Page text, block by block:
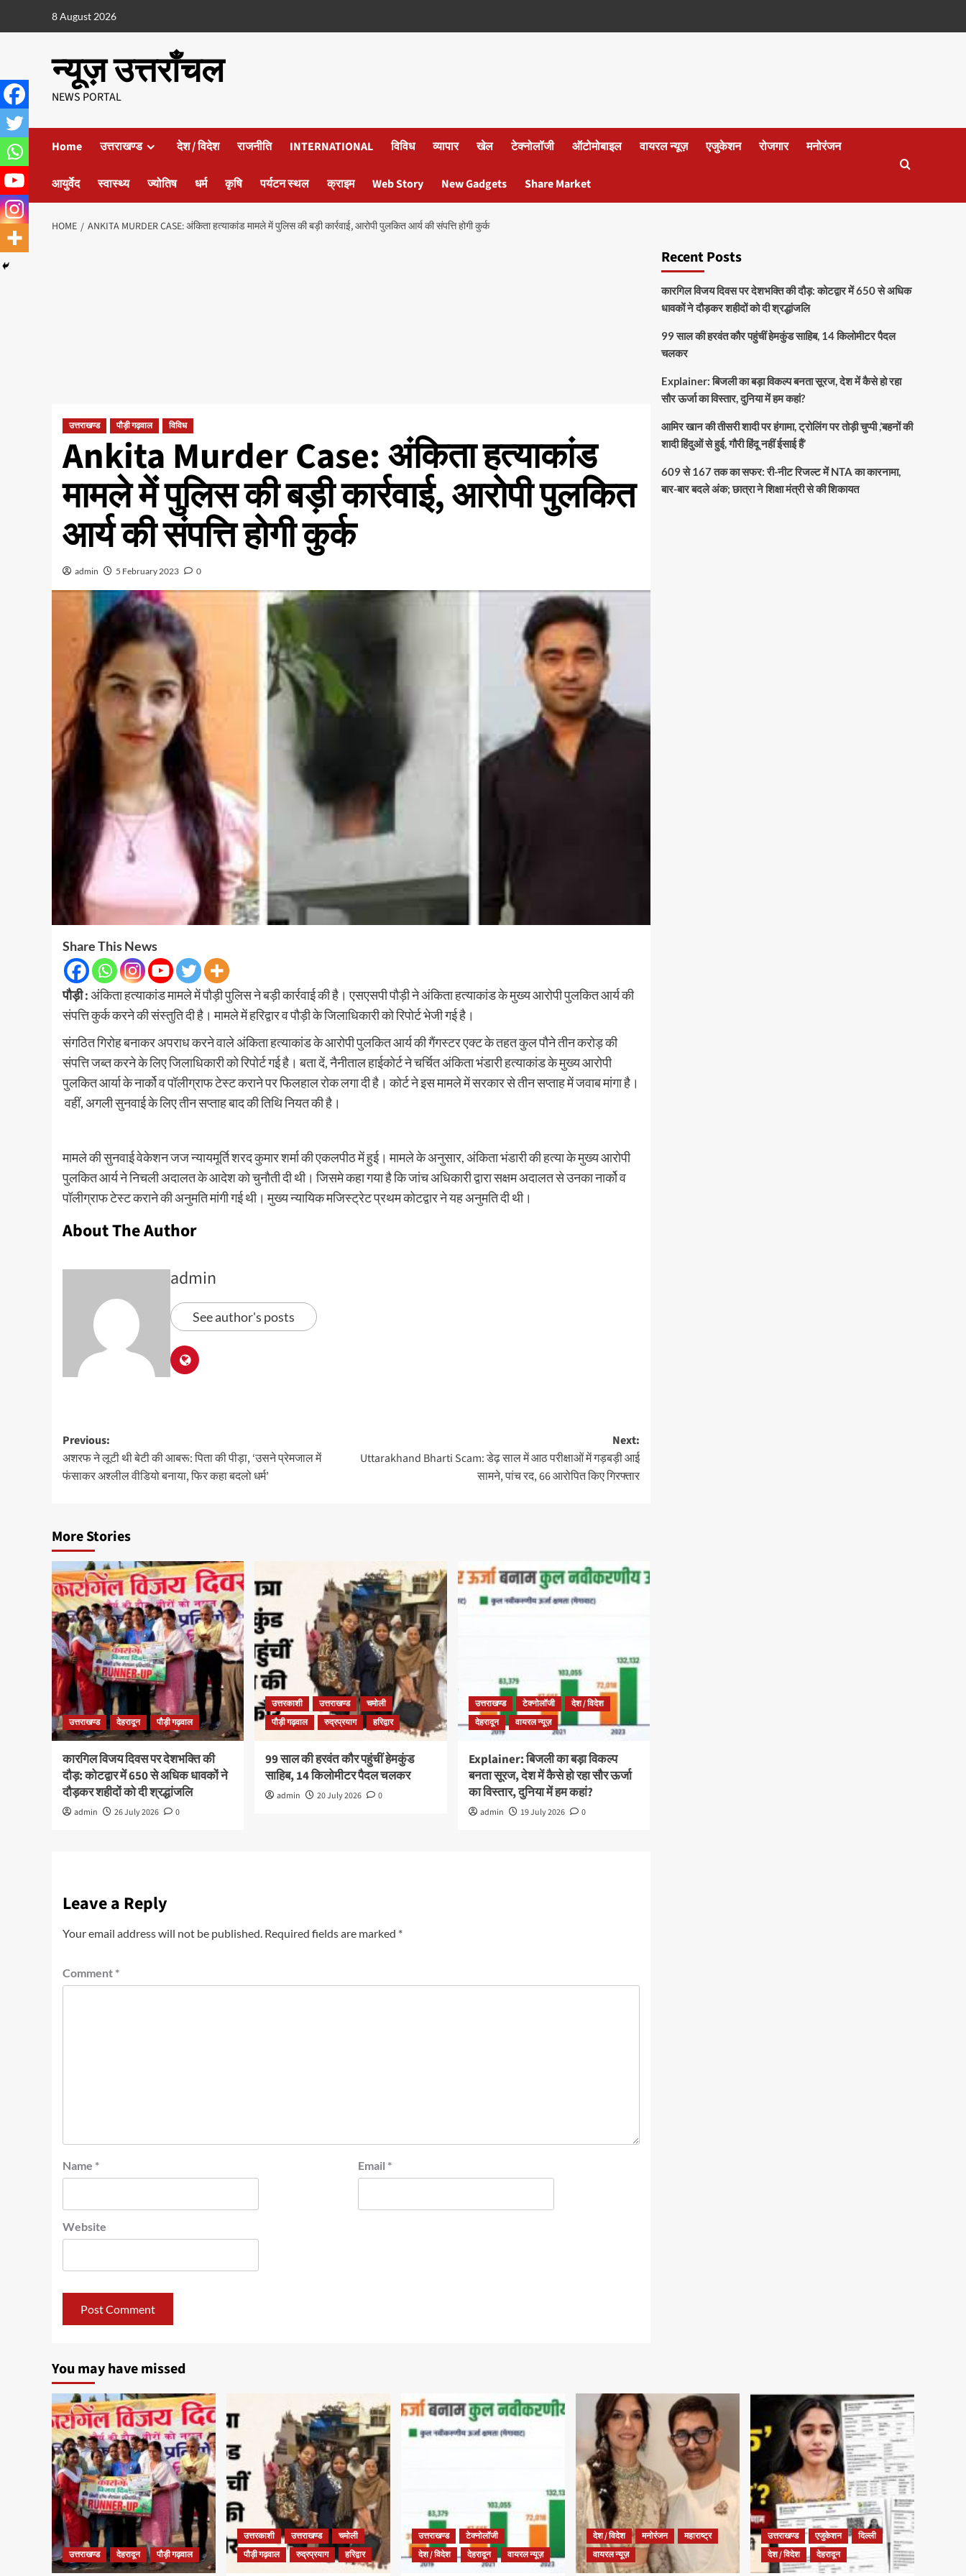
8 August 2026
न्यूज़ उत्तराँचल
NEWS PORTAL
Home उत्तराखण्ड देश / विदेश राजनीति INTERNATIONAL विविध व्यापार खेल टेक्नोलॉजी ऑटोमोबाइल वायरल न्यूज़ एजुकेशन रोजगार मनोरंजन
आयुर्वेद स्वास्थ्य ज्योतिष धर्म कृषि पर्यटन स्थल क्राइम Web Story New Gadgets Share Market
HOME ANKITA MURDER CASE: अंकिता हत्याकांड मामले में पुलिस की बड़ी कार्रवाई, आरोपी पुलकित आर्य की संपत्ति होगी कुर्क
उत्तराखण्ड पौड़ी गढ़वाल विविध
Ankita Murder Case: अंकिता हत्याकांड
मामले में पुलिस की बड़ी कार्रवाई, आरोपी पुलकित
आर्य की संपत्ति होगी कुर्क
admin 5 February 2023 0
Share This News
पौड़ी :अंकिता हत्याकांड मामले में पौड़ी पुलिस ने बड़ी कार्रवाई की है। एसएसपी पौड़ी ने अंकिता हत्याकांड के मुख्य आरोपी पुलकित आर्य की
संपत्ति कुर्क करने की संस्तुति दी है। मामले में हरिद्वार व पौड़ी के जिलाधिकारी को रिपोर्ट भेजी गई है।
संगठित गिरोह बनाकर अपराध करने वाले अंकिता हत्याकांड के आरोपी पुलकित आर्य की गैंगस्टर एक्ट के तहत कुल पौने तीन करोड़ की
संपत्ति जब्त करने के लिए जिलाधिकारी को रिपोर्ट गई है। बता दें, नैनीताल हाईकोर्ट ने चर्चित अंकिता भंडारी हत्याकांड के मुख्य आरोपी
पुलकित आर्या के नार्को व पॉलीग्राफ टेस्ट कराने पर फिलहाल रोक लगा दी है। कोर्ट ने इस मामले में सरकार से तीन सप्ताह में जवाब मांगा है।
वहीं, अगली सुनवाई के लिए तीन सप्ताह बाद की तिथि नियत की है।
मामले की सुनवाई वेकेशन जज न्यायमूर्ति शरद कुमार शर्मा की एकलपीठ में हुई। मामले के अनुसार, अंकिता भंडारी की हत्या के मुख्य आरोपी
पुलकित आर्य ने निचली अदालत के आदेश को चुनौती दी थी। जिसमे कहा गया है कि जांच अधिकारी द्वारा सक्षम अदालत से उनका नार्को व
पॉलीग्राफ टेस्ट कराने की अनुमति मांगी गई थी। मुख्य न्यायिक मजिस्ट्रेट प्रथम कोटद्वार ने यह अनुमति दी थी।
About The Author
admin
See author's posts
Previous:
अशरफ ने लूटी थी बेटी की आबरू: पिता की पीड़ा, ‘उसने प्रेमजाल में
फंसाकर अश्लील वीडियो बनाया, फिर कहा बदलो धर्म’
Next:
Uttarakhand Bharti Scam: डेढ़ साल में आठ परीक्षाओं में गड़बड़ी आई
सामने, पांच रद, 66 आरोपित किए गिरफ्तार
More Stories
उत्तराखण्ड देहरादून पौड़ी गढ़वाल
कारगिल विजय दिवस पर देशभक्ति की
दौड़: कोटद्वार में 650 से अधिक धावकों ने
दौड़कर शहीदों को दी श्रद्धांजलि
admin 26 July 2026 0
उत्तरकाशी उत्तराखण्ड
चमोली
पौड़ी गढ़वाल
रुद्रप्रयाग हरिद्वार
99 साल की हरवंत कौर पहुंचीं हेमकुंड
साहिब, 14 किलोमीटर पैदल चलकर
admin 20 July 2026 0
उत्तराखण्ड टेक्नोलॉजी
देश / विदेश
देहरादून
वायरल न्यूज़
Explainer: बिजली का बड़ा विकल्प
बनता सूरज, देश में कैसे हो रहा सौर ऊर्जा
का विस्तार, दुनिया में हम कहां?
admin 19 July 2026 0
Leave a Reply
Your email address will not be published. Required fields are marked *
Comment *
Name * Email *
Website
Recent Posts
कारगिल विजय दिवस पर देशभक्ति की दौड़: कोटद्वार में 650 से अधिक
धावकों ने दौड़कर शहीदों को दी श्रद्धांजलि
99 साल की हरवंत कौर पहुंचीं हेमकुंड साहिब, 14 किलोमीटर पैदल
चलकर
Explainer: बिजली का बड़ा विकल्प बनता सूरज, देश में कैसे हो रहा
सौर ऊर्जा का विस्तार, दुनिया में हम कहां?
आमिर खान की तीसरी शादी पर हंगामा, ट्रोलिंग पर तोड़ी चुप्पी ,’बहनों की
शादी हिंदुओं से हुई, गौरी हिंदू नहीं ईसाई हैं’
609 से 167 तक का सफर: री-नीट रिजल्ट में NTA का कारनामा,
बार-बार बदले अंक; छात्रा ने शिक्षा मंत्री से की शिकायत
You may have missed
उत्तराखण्ड देहरादून पौड़ी गढ़वाल
उत्तरकाशी उत्तराखण्ड
चमोली
पौड़ी गढ़वाल
रुद्रप्रयाग हरिद्वार
उत्तराखण्ड
टेक्नोलॉजी
देश / विदेश
देहरादून वायरल न्यूज़
देश / विदेश मनोरंजन
महाराष्ट्र
वायरल न्यूज़
उत्तराखण्ड एजुकेशन
दिल्ली
देश / विदेश
देहरादून